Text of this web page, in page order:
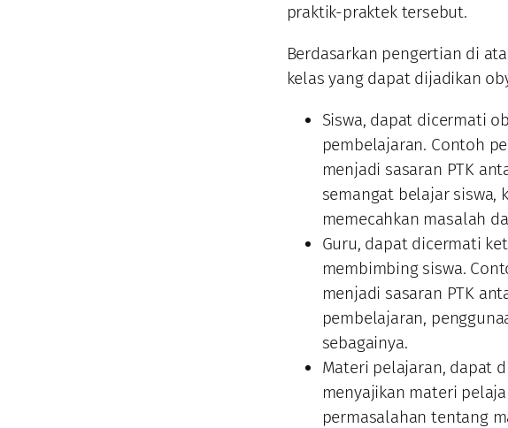
praktik-praktek tersebut.
Berdasarkan pengertian di
kelas yang dapat dijadikan
Siswa, dapat dicermati
pembelajaran. Contoh
menjadi sasaran PTK
semangat belajar siswa,
memecahkan masalah
Guru, dapat dicermati
membimbing siswa.
menjadi sasaran PTK
pembelajaran,
sebagainya.
Materi pelajaran, dapat
menyajikan materi
permasalahan tentang